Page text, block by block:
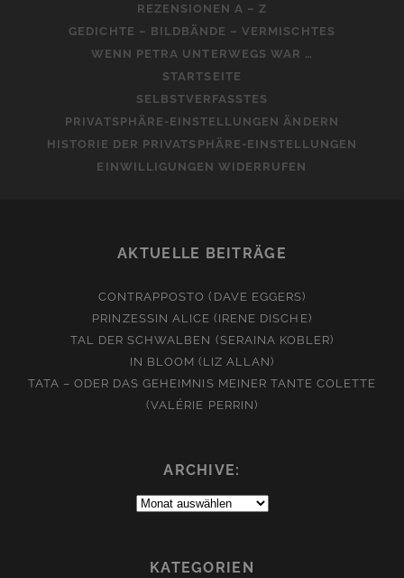
REZENSIONEN A – Z
GEDICHTE – BILDBÄNDE – VERMISCHTES
WENN PETRA UNTERWEGS WAR …
STARTSEITE
SELBSTVERFASSTES
PRIVATSPHÄRE-EINSTELLUNGEN ÄNDERN
HISTORIE DER PRIVATSPHÄRE-EINSTELLUNGEN
EINWILLIGUNGEN WIDERRUFEN
AKTUELLE BEITRÄGE
CONTRAPPOSTO (DAVE EGGERS)
PRINZESSIN ALICE (IRENE DISCHE)
TAL DER SCHWALBEN (SERAINA KOBLER)
IN BLOOM (LIZ ALLAN)
TATA – ODER DAS GEHEIMNIS MEINER TANTE COLETTE
(VALÉRIE PERRIN)
ARCHIVE:
Archive:
KATEGORIEN